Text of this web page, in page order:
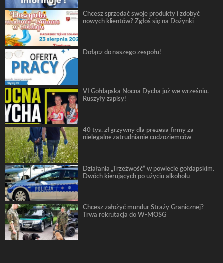
Chcesz sprzedać swoje produkty i zdobyć
nowych klientów? Zgłoś się na Dożynki
Dołącz do naszego zespołu!
VI Gołdapska Nocna Dycha już we wrześniu.
Ruszyły zapisy!
40 tys. zł grzywny dla prezesa firmy za
nielegalne zatrudnianie cudzoziemców
Działania „Trzeźwość” w powiecie gołdapskim.
Dwóch kierujących po użyciu alkoholu
Chcesz założyć mundur Straży Granicznej?
Trwa rekrutacja do W-MOSG